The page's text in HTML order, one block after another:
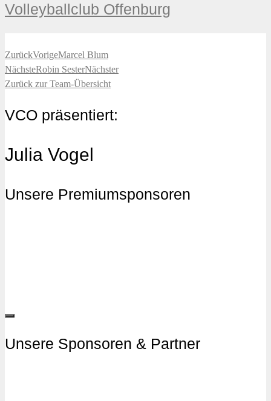
Volleyballclub Offenburg
ZurückVorigeMarcel Blum
NächsteRobin SesterNächster
Zurück zur Team-Übersicht
VCO präsentiert:
Julia Vogel
Unsere Premiumsponsoren
Unsere Sponsoren & Partner